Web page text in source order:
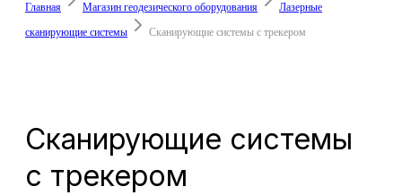
Главная Магазин геодезического оборудования
Лазерные
сканирующие системы
Сканирующие системы с трекером
Сканирующие системы
с трекером